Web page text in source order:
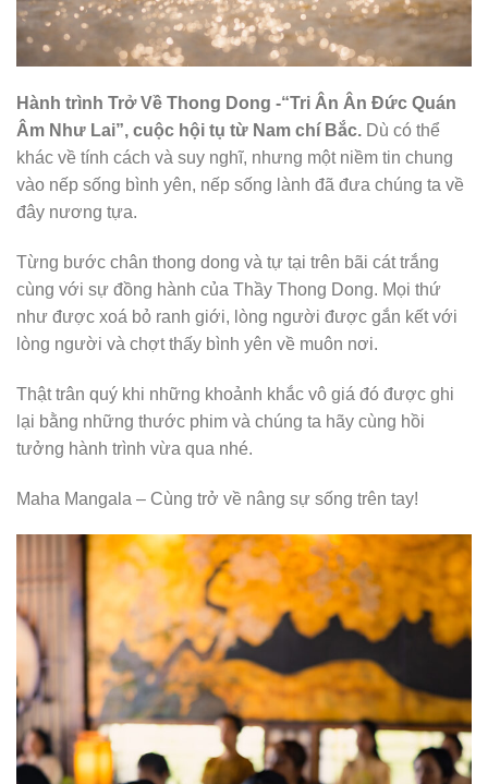
Hành trình Trở Về Thong Dong -“Tri Ân Ân Đức Quán
Âm Như Lai”, cuộc hội tụ từ Nam chí Bắc. Dù có thể
khác về tính cách và suy nghĩ, nhưng một niềm tin chung
vào nếp sống bình yên, nếp sống lành đã đưa chúng ta về
đây nương tựa.
Từng bước chân thong dong và tự tại trên bãi cát trắng
cùng với sự đồng hành của Thầy Thong Dong. Mọi thứ
như được xoá bỏ ranh giới, lòng người được gắn kết với
lòng người và chợt thấy bình yên về muôn nơi.
Thật trân quý khi những khoảnh khắc vô giá đó được ghi
lại bằng những thước phim và chúng ta hãy cùng hồi
tưởng hành trình vừa qua nhé.
Maha Mangala – Cùng trở về nâng sự sống trên tay!